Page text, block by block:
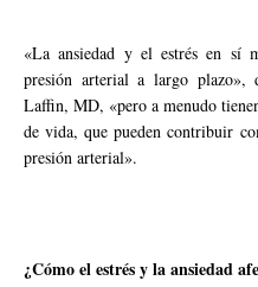
«La ansiedad y el estrés en sí
presión arterial a largo plazo»,
Laffin, MD, «pero a menudo
de vida, que pueden contribuir
presión arterial».
¿Cómo el estrés y la ansiedad